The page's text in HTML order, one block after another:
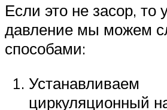
Если это не засор, то
давление мы можем
способами:
Устанавливаем
циркуляционный